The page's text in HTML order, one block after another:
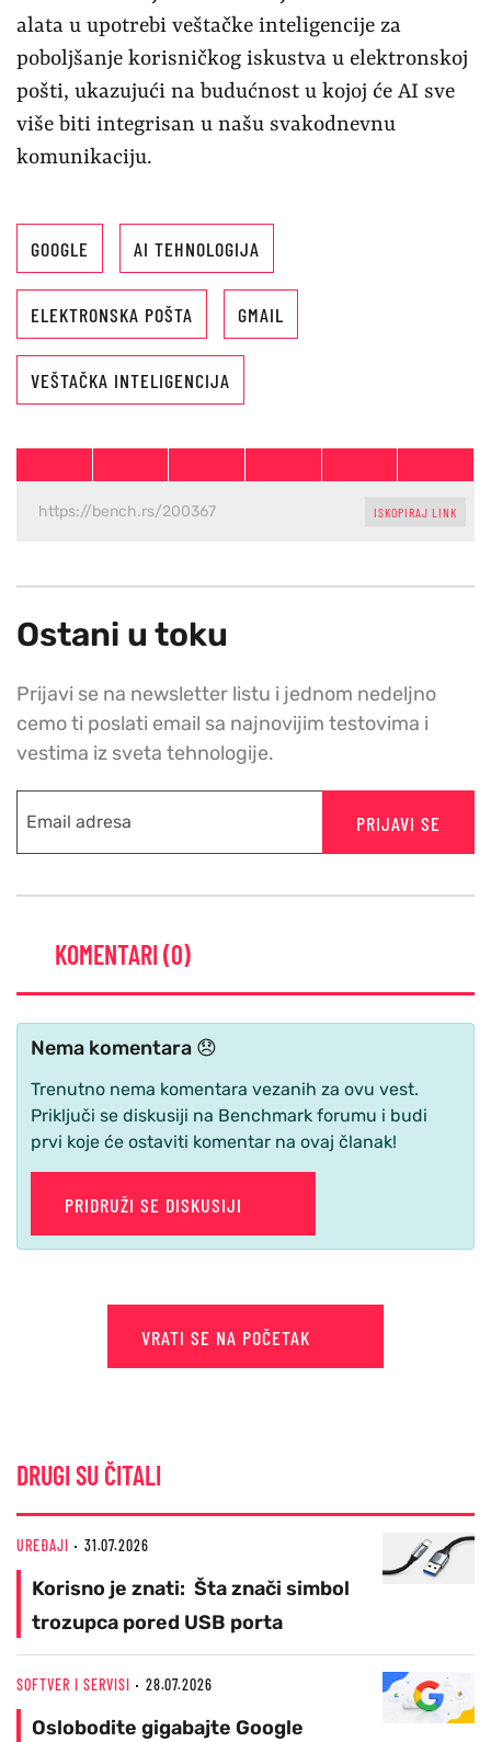
alata u upotrebi veštačke inteligencije za
poboljšanje korisničkog iskustva u elektronskoj
pošti, ukazujući na budućnost u kojoj će AI sve
više biti integrisan u našu svakodnevnu
komunikaciju.
GOOGLE AI TEHNOLOGIJA
ELEKTRONSKA POŠTA GMAIL
VEŠTAČKA INTELIGENCIJA
ISKOPIRAJ LINK
Ostani u toku
Prijavi se na newsletter listu i jednom nedeljno
cemo ti poslati email sa najnovijim testovima i
vestima iz sveta tehnologije.
PRIJAVI SE
KOMENTARI (0)
Nema komentara 😞
Trenutno nema komentara vezanih za ovu vest.
Priključi se diskusiji na Benchmark forumu i budi
prvi koje će ostaviti komentar na ovaj članak!
PRIDRUŽI SE DISKUSIJI
VRATI SE NA POČETAK
DRUGI SU ČITALI
UREĐAJI 31.07.2026
Korisno je znati: Šta znači simbol
trozupca pored USB porta
SOFTVER I SERVISI 28.07.2026
Oslobodite gigabajte Google